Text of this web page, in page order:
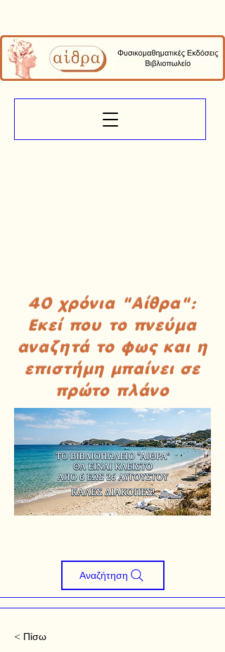
40 χρόνια "Αίθρα":
Εκεί που το πνεύμα
αναζητά το φως και η
επιστήμη μπαίνει σε
πρώτο πλάνο
Αναζήτηση
< Πίσω